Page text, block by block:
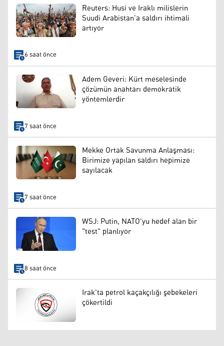
Reuters: Husi ve Iraklı milislerin
Suudi Arabistan’a saldırı ihtimali
artıyor
6 saat önce
Adem Geveri: Kürt meselesinde
çözümün anahtarı demokratik
yöntemlerdir
7 saat önce
Mekke Ortak Savunma Anlaşması:
Birimize yapılan saldırı hepimize
sayılacak
7 saat önce
WSJ: Putin, NATO'yu hedef alan bir
"test" planlıyor
8 saat önce
Irak'ta petrol kaçakçılığı şebekeleri
çökertildi